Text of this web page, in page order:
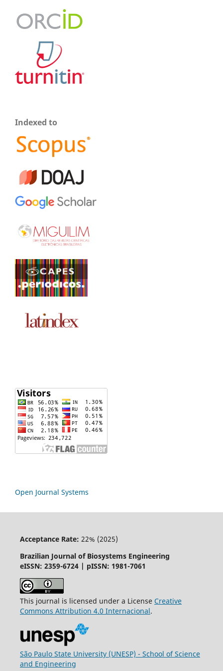
Indexed to
Open Journal Systems
Acceptance Rate: 22% (2025)
Brazilian Journal of Biosystems Engineering
eISSN: 2359-6724 | pISSN: 1981-7061
This journal is licensed under a License Creative
Commons Attribution 4.0 Internacional.
São Paulo State University (UNESP) - School of Science
and Engineering